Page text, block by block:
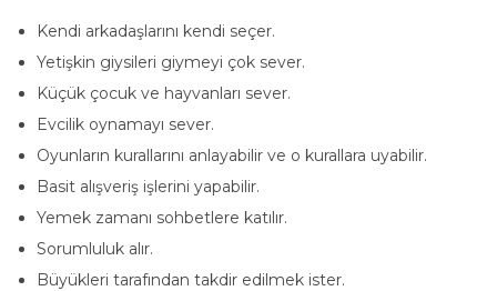
Kendi arkadaşlarını kendi seçer.
Yetişkin giysileri giymeyi çok sever.
Küçük çocuk ve hayvanları sever.
Evcilik oynamayı sever.
Oyunların kurallarını anlayabilir ve o kurallara uyabilir.
Basit alışveriş işlerini yapabilir.
Yemek zamanı sohbetlere katılır.
Sorumluluk alır.
Büyükleri tarafından takdir edilmek ister.